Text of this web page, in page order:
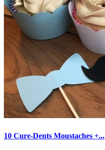
10 Cure-Dents Moustaches +...